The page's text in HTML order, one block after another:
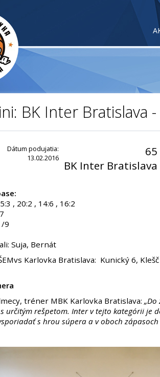
BK Inter Bratislava
Dátum podujatia:
13.02.2016
65
BK Inter Bratislava
, 20:2 , 14:6 , 16:2
9
Suja, Bernát
Karlovka Bratislava: Kunický 6,
tréner MBK Karlovka Bratislava:
určitým rešpetom. Inter v tejto kategórii je
s hrou súpera a v oboch